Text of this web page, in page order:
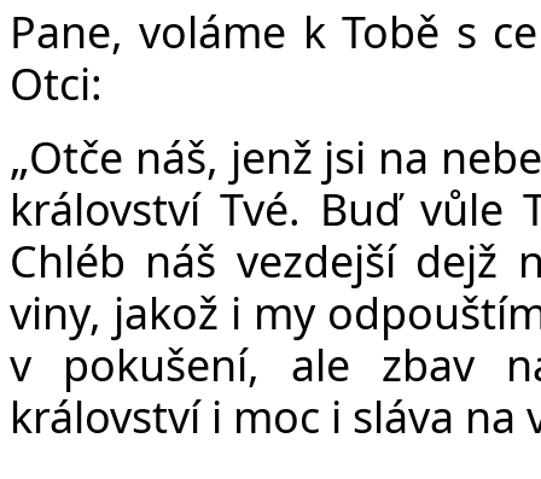
Pane, voláme k Tobě s
Otci:
„Otče náš, jenž jsi na
království Tvé. Buďvůle
Chléb náš vezdejší dejž
viny, jakož i my odpouš
v pokušení, ale zbav
království i moc i sláva na